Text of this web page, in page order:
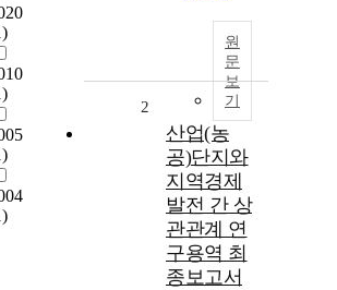
원
문
보
기
2
산업(농
공)단지와
지역경제
발전 간 상
관관계 연
구용역 최
종보고서